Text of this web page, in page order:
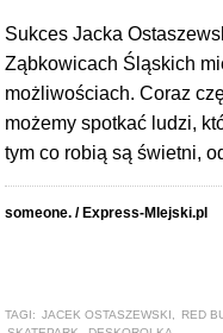
Sukces Jacka
Ząbkowicach Śląskich
możliwościach. Coraz
możemy spotkać ludzi,
tym co robią są świetni,
someone. / Express-MIejski.pl
TAGI: JACEK OSTASZEWSKI RED